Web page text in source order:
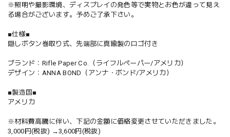
※照明や撮影環境、ディスプレイの発色等で実物とお色が違って見え
る場合がございます。予めご了承下さい。
■仕様■
隠しボタン巻取り式、先端部に真鍮製のロゴ付き
ブランド：Rifle Paper Co.（ライフルペーパー/アメリカ）
デザイン：ANNA BOND（アンナ・ボンド/アメリカ）
■製造国■
アメリカ
※材料費高騰に伴い、下記の金額に価格変更させていただきました。
3,000円(税抜) →3,600円(税抜)